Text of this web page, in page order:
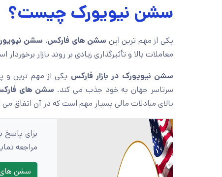
سشن نیویورک چیست؟
یکی از مهم ترین این سشن های فارکس، سشن
معاملات بالا و تأثیرگذاری زیادی بر روند بازار برخوردار
سشن نیویورک در بازار فارکس یکی از مهم ترین و
سرتاسر جهان به خود جذب می کند. سشن های
بالای مبادلات مالی بسیار مهم است که در آن اتفاق می
برای پاسخ
مراجعه
سشن